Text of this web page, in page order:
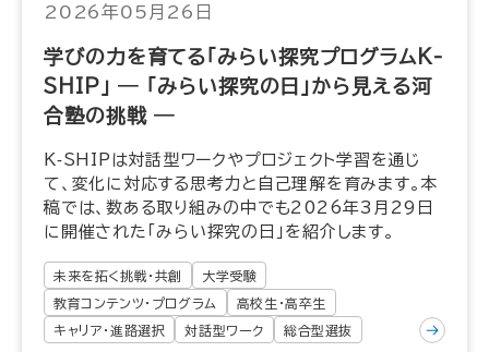
2026年05月26日
学びの力を育てる「みらい探究プログラムK-
SHIP」 ― 「みらい探究の日」から見える河
合塾の挑戦 ―
K‑SHIPは対話型ワークやプロジェクト学習を通じ
て、変化に対応する思考力と自己理解を育みます。本
稿では、数ある取り組みの中でも2026年3月29日
に開催された「みらい探究の日」を紹介します。
未来を拓く挑戦・共創 大学受験
教育コンテンツ・プログラム 高校生・高卒生
キャリア・進路選択 対話型ワーク 総合型選抜